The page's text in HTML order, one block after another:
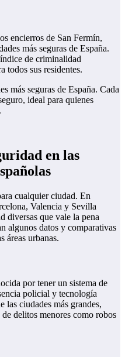
encierros de San Fermín,
más seguras de España.
de criminalidad
todos sus residentes.
más seguras de España. Cada
ideal para quienes
en las
cualquier ciudad. En
Valencia y Sevilla
diversas que vale la pena
algunos datos y comparativas
áreas urbanas.
por tener un sistema de
policial y tecnología
las ciudades más grandes,
delitos menores como robos